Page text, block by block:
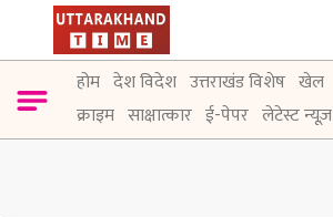
होम देश विदेश उत्तराखंड विशेष खेल
क्राइम साक्षात्कार ई-पेपर लेटेस्ट न्यूज़